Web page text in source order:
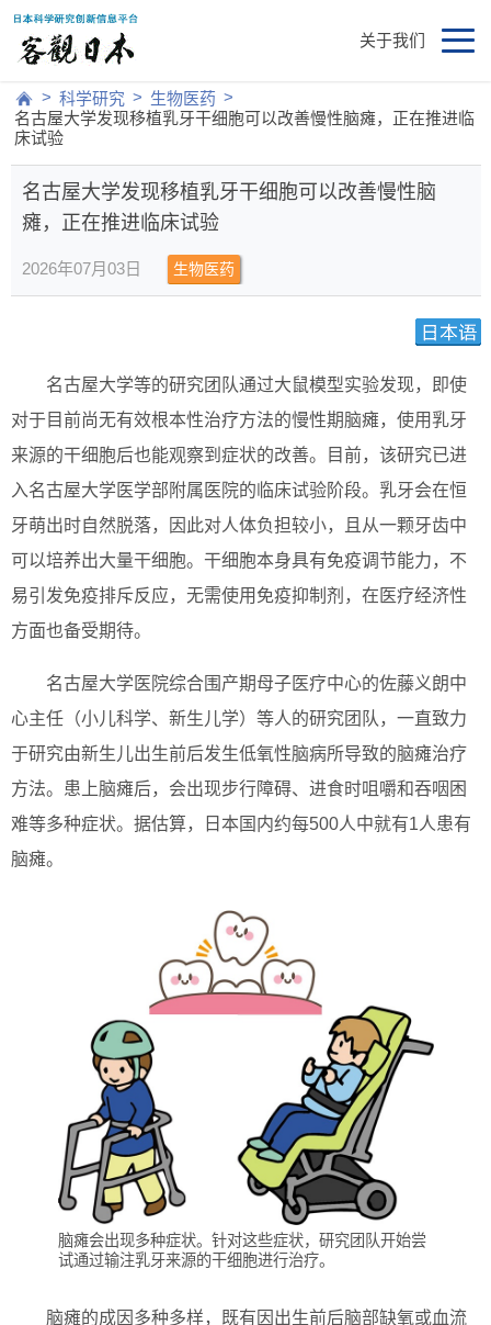
关于我们
> 科学研究 > 生物医药 >
名古屋大学发现移植乳牙干细胞可以改善慢性脑瘫，正在推进临
床试验
名古屋大学发现移植乳牙干细胞可以改善慢性脑
瘫，正在推进临床试验
2026年07月03日 生物医药
名古屋大学等的研究团队通过大鼠模型实验发现，即使
对于目前尚无有效根本性治疗方法的慢性期脑瘫，使用乳牙
来源的干细胞后也能观察到症状的改善。目前，该研究已进
入名古屋大学医学部附属医院的临床试验阶段。乳牙会在恒
牙萌出时自然脱落，因此对人体负担较小，且从一颗牙齿中
可以培养出大量干细胞。干细胞本身具有免疫调节能力，不
易引发免疫排斥反应，无需使用免疫抑制剂，在医疗经济性
方面也备受期待。
名古屋大学医院综合围产期母子医疗中心的佐藤义朗中
心主任（小儿科学、新生儿学）等人的研究团队，一直致力
于研究由新生儿出生前后发生低氧性脑病所导致的脑瘫治疗
方法。患上脑瘫后，会出现步行障碍、进食时咀嚼和吞咽困
难等多种症状。据估算，日本国内约每500人中就有1人患有
脑瘫。
脑瘫会出现多种症状。针对这些症状，研究团队开始尝
试通过输注乳牙来源的干细胞进行治疗。
脑瘫的成因多种多样，既有因出生前后脑部缺氧或血流